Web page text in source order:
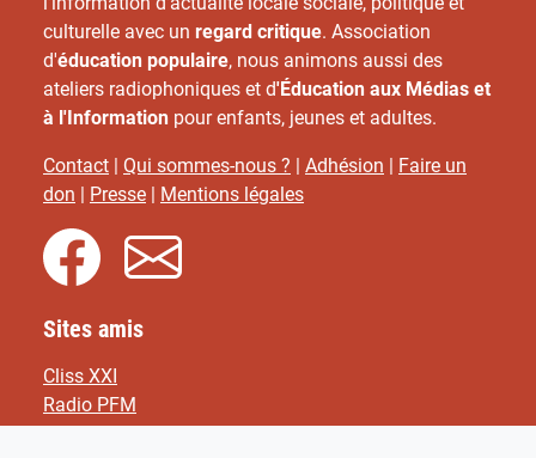
culturelle avec un regard critique. Association
d'éducation populaire, nous animons aussi des
ateliers radiophoniques et d'Éducation aux Médias et
à l'Information pour enfants, jeunes et adultes.
Contact | Qui sommes-nous ? | Adhésion | Faire un
don | Presse | Mentions légales
Sites amis
Cliss XXI
Radio PFM
F.R.A.N.F